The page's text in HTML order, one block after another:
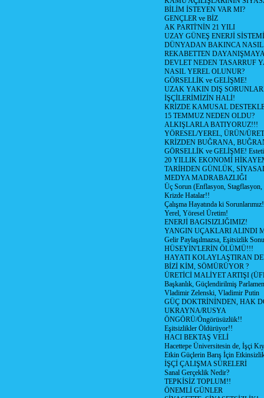
BİLİM İSTEYEN VAR MI?
GENÇLER ve BİZ
AK PARTİ'NİN 21 YILI
UZAY GÜNEŞ ENERJİ SİSTEMİ
DÜNYADAN BAKINCA
REKABETTEN
DEVLET NEDEN TASARRUF
NASIL YEREL OLUNUR?
GÖRSELLİK ve GELİŞME!
UZAK YAKIN DIŞ
İŞÇİLERİMİZİN HALİ!
KRİZDE KAMUSAL
15 TEMMUZ NEDEN OLDU?
ALKIŞLARLA BATIYORUZ!!!
YÖRESEL/YEREL, ÜRÜN/
KRİZDEN BUĞRANA,
GÖRSELLİK ve GELİŞME!
20 YILLIK EKONOMİ
TARİHDEN GÜNLÜK,
MEDYA MADRABAZLIĞI
Üç Sorun (Enflasyon, Stagflasyon,
Krizde Hatalar!!
Çalışma Hayatında ki
Yerel, Yöresel Üretim!
ENERJİ BAGISIZLIĞIMIZ!
YANGIN UÇAKLARI ALINDI
Gelir Paylaşılmazsa, Eşitsizlik
HÜSEYİN'LERİN ÖLÜMÜ!!!
HAYATI KOLAYLAŞTIRAN
BİZİ KİM, SÖMÜRÜYOR ?
ÜRETİCİ MALİYET ARTIŞI
Başkanlık, Güçlendirilmiş
Vladimir Zelenski, Vladimir Putin
GÜÇ DOKTRİNİNDEN, HAK
UKRAYNA/RUSYA
ÖNGÖRÜ/Öngörüsüzlük!!
Eşitsizlikler Öldürüyor!!
HACI BEKTAŞ VELİ
Hacettepe Üniversitesin de, İşçi
Etkin Güçlerin Barış İçin
İŞÇİ ÇALIŞMA SÜRELERİ
Sanal Gerçeklik Nedir?
TEPKİSİZ TOPLUM!!
ÖNEMLİ GÜNLER